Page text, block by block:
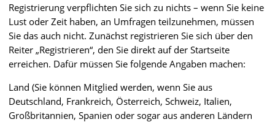
Registrierung verpflichten Sie sich zu nichts – wenn Sie keine
Lust oder Zeit haben, an Umfragen teilzunehmen, müssen
Sie das auch nicht. Zunächst registrieren Sie sich über den
Reiter „Registrieren“, den Sie direkt auf der Startseite
erreichen. Dafür müssen Sie folgende Angaben machen:
Land (Sie können Mitglied werden, wenn Sie aus
Deutschland, Frankreich, Österreich, Schweiz, Italien,
Großbritannien, Spanien oder sogar aus anderen Ländern